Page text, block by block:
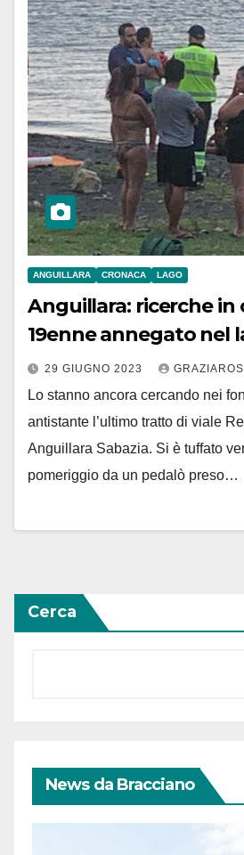
ANGUILLARA CRONACA LAGO
Anguillara: ricerche in
19enne annegato nel
29 GIUGNO 2023
Lo stanno ancora cercando nei
antistante l’ultimo tratto di viale
Anguillara Sabazia. Si è tuffato
pomeriggio da un pedalò preso…
Cerca
News da Bracciano